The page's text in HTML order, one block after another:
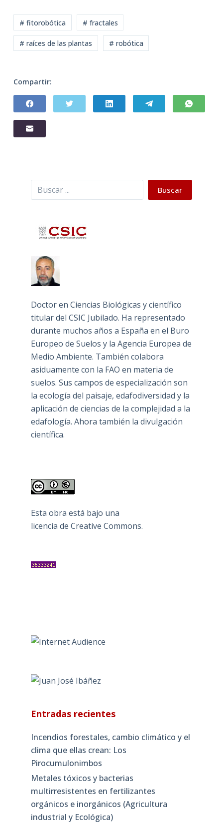
# fitorobótica # fractales
# raíces de las plantas # robótica
Compartir:
Buscar Buscar
Doctor en Ciencias Biológicas y científico
titular del CSIC Jubilado. Ha representado
durante muchos años a España en el Buro
Europeo de Suelos y la Agencia Europea de
Medio Ambiente. También colabora
asiduamente con la FAO en materia de
suelos. Sus campos de especialización son
la ecología del paisaje, edafodiversidad y la
aplicación de ciencias de la complejidad a la
edafología. Ahora también la divulgación
científica.
Esta obra está bajo una
licencia de Creative Commons.
Entradas recientes
Incendios forestales, cambio climático y el
clima que ellas crean: Los
Pirocumulonimbos
Metales tóxicos y bacterias
multirresistentes en fertilizantes
orgánicos e inorgánicos (Agricultura
industrial y Ecológica)